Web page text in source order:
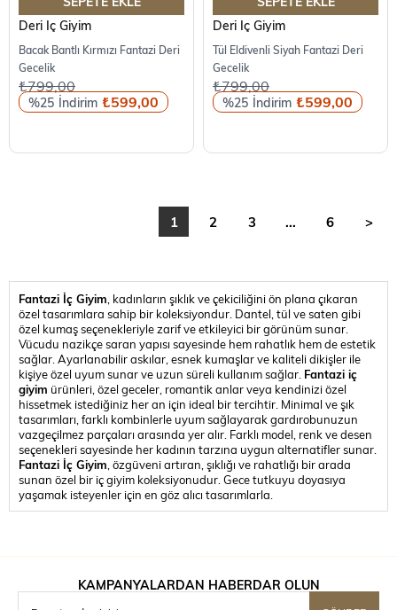
Deri İç Giyim
Bacak Bantlı Kırmızı Fantazi Deri
Gecelik
%25 ₺599,00
₺799,00
Deri İç Giyim
Tül Eldivenli Siyah Fantazi Deri
Gecelik
%25 ₺599,00
₺799,00
1 2 3 ... 6 >
Fantazi İç Giyim , kadınların şıklık ve çekiciliğini ön plana çıkaran
özel tasarımlara sahip bir koleksiyondur. Dantel, tül ve saten gibi
özel kumaş seçenekleriyle zarif ve etkileyici bir görünüm sunar.
Vücudu nazikçe saran yapısı sayesinde hem rahatlık hem de estetik
sağlar. Ayarlanabilir askılar, esnek kumaşlar ve kaliteli dikişler ile
kişiye özel uyum sunar ve uzun süreli kullanım sağlar. Fantazi iç
giyim ürünleri, özel geceler, romantik anlar veya kendinizi özel
hissetmek istediğiniz her an için ideal bir tercihtir. Minimal ve şık
tasarımları, farklı kombinlerle uyum sağlayarak gardırobunuzun
vazgeçilmez parçaları arasında yer alır. Farklı model, renk ve desen
seçenekleri sayesinde her kadının tarzına uygun alternatifler sunar.
Fantazi İç Giyim , özgüveni artıran, şıklığı ve rahatlığı bir arada
sunan özel bir iç giyim koleksiyonudur. Gece tutkuyu doyasıya
yaşamak isteyenler için en göz alıcı tasarımlarla.
KAMPANYALARDAN HABERDAR OLUN